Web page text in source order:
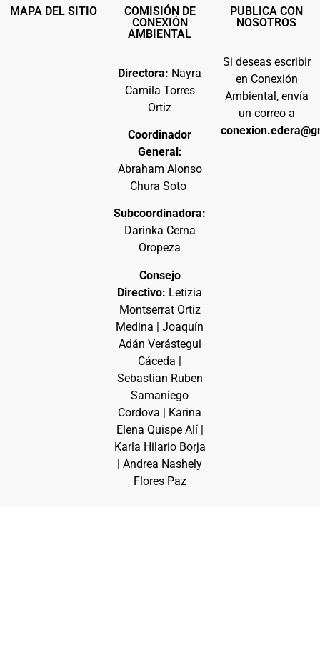
MAPA DEL SITIO
COMISIÓN DE
CONEXIÓN
AMBIENTAL
Directora: Nayra
Camila Torres
Ortiz
Coordinador
General:
Abraham Alonso
Chura Soto
Subcoordinadora:
Darinka Cerna
Oropeza
Consejo
Directivo: Letizia
Montserrat Ortiz
Medina | Joaquín
Adán Verástegui
Cáceda |
Sebastian Ruben
Samaniego
Cordova | Karina
Elena Quispe Alí |
Karla Hilario Borja
| Andrea Nashely
Flores Paz
PUBLICA CON
NOSOTROS
Si deseas escribir
en Conexión
Ambiental, envía
un correo a